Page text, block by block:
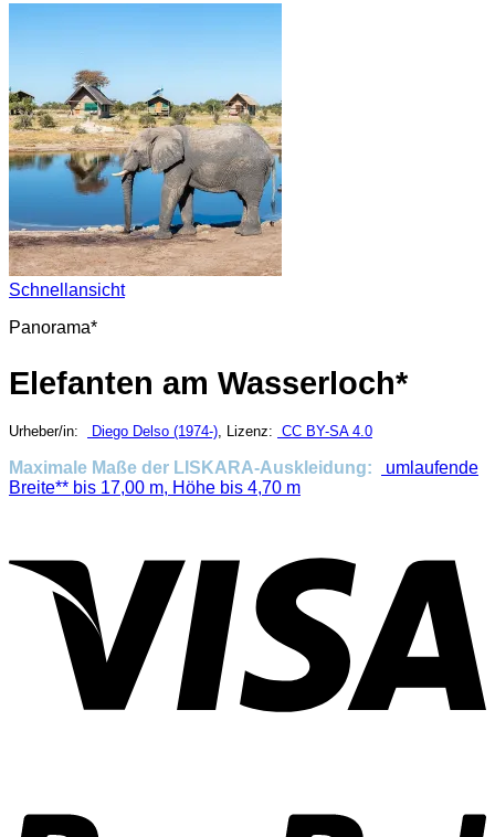
Schnellansicht
Panorama*
Elefanten am Wasserloch*
Urheber/in: Diego Delso (1974-), Lizenz: CC BY-SA 4.0
Maximale Maße der LISKARA-Auskleidung:
umlaufende
Breite** bis 17,00 m, Höhe bis 4,70 m